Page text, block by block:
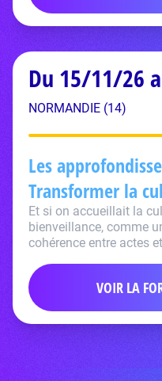
Du 15/11/26
NORMANDIE (14)
Les
Transformer la
Et si on accueillait la
bienveillance, comme
cohérence entre actes
VOIR LA